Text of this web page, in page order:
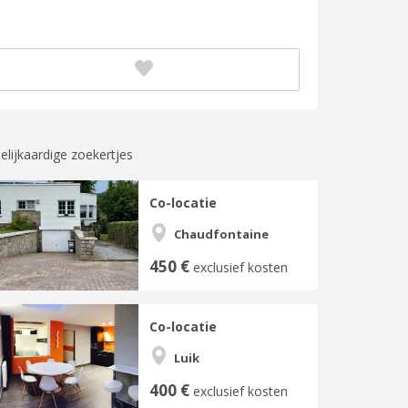
zoekertjes
Co-locatie
Chaudfontaine
450 € exclusief kosten
Co-locatie
Luik
400 € exclusief kosten